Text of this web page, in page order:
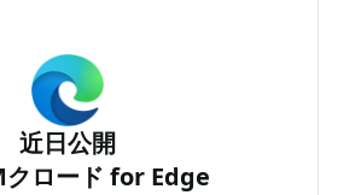
近日公開
ロード for Edge